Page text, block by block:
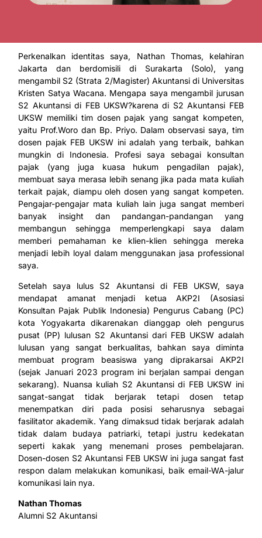
Perkenalkan identitas saya, Nathan Thomas, kelahiran
Jakarta dan berdomisili di Surakarta (Solo), yang
mengambil S2 (Strata 2/Magister) Akuntansi di Universitas
Kristen Satya Wacana. Mengapa saya mengambil jurusan
S2 Akuntansi di FEB UKSW?karena di S2 Akuntansi FEB
UKSW memiliki tim dosen pajak yang sangat kompeten,
yaitu Prof.Woro dan Bp. Priyo. Dalam observasi saya, tim
dosen pajak FEB UKSW ini adalah yang terbaik, bahkan
mungkin di Indonesia. Profesi saya sebagai konsultan
pajak (yang juga kuasa hukum pengadilan pajak),
membuat saya merasa lebih senang jika pada mata kuliah
terkait pajak, diampu oleh dosen yang sangat kompeten.
Pengajar-pengajar mata kuliah lain juga sangat memberi
banyak insight dan pandangan-pandangan yang
membangun sehingga memperlengkapi saya dalam
memberi pemahaman ke klien-klien sehingga mereka
menjadi lebih loyal dalam menggunakan jasa professional
saya.
Setelah saya lulus S2 Akuntansi di FEB UKSW, saya
mendapat amanat menjadi ketua AKP2I (Asosiasi
Konsultan Pajak Publik Indonesia) Pengurus Cabang (PC)
kota Yogyakarta dikarenakan dianggap oleh pengurus
pusat (PP) lulusan S2 Akuntansi dari FEB UKSW adalah
lulusan yang sangat berkualitas, bahkan saya diminta
membuat program beasiswa yang diprakarsai AKP2I
(sejak Januari 2023 program ini berjalan sampai dengan
sekarang). Nuansa kuliah S2 Akuntansi di FEB UKSW ini
sangat-sangat tidak berjarak tetapi dosen tetap
menempatkan diri pada posisi seharusnya sebagai
fasilitator akademik. Yang dimaksud tidak berjarak adalah
tidak dalam budaya patriarki, tetapi justru kedekatan
seperti kakak yang menemani proses pembelajaran.
Dosen-dosen S2 Akuntansi FEB UKSW ini juga sangat fast
respon dalam melakukan komunikasi, baik email-WA-jalur
komunikasi lain nya.
Nathan Thomas
Alumni S2 Akuntansi